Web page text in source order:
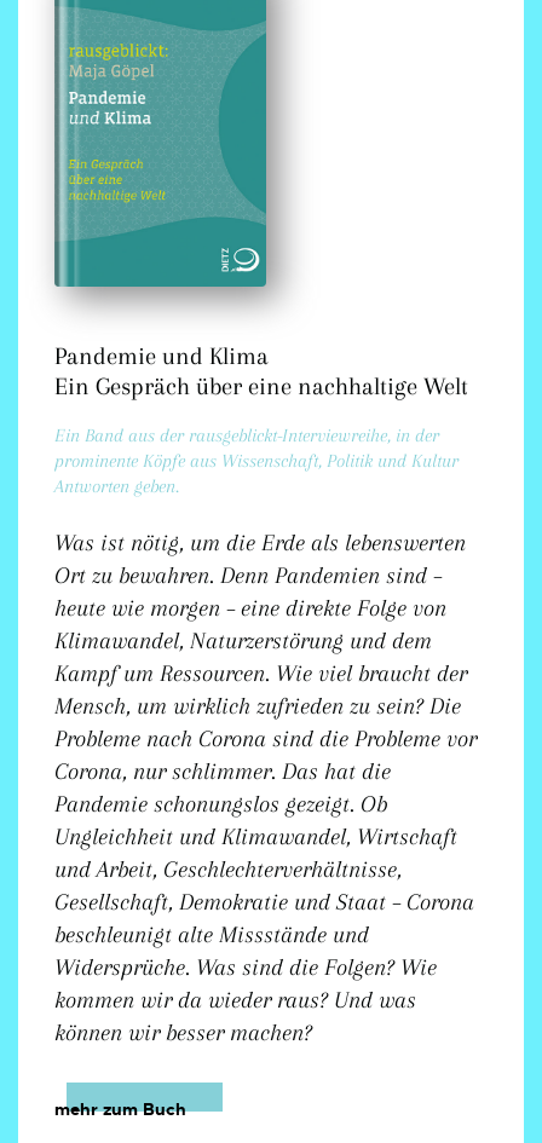
Pandemie und Klima
Ein Gespräch über eine nachhaltige Welt
Ein Band aus der rausgeblickt-Interviewreihe, in der
prominente Köpfe aus Wissenschaft, Politik und Kultur
Antworten geben.
Was ist nötig, um die Erde als lebenswerten
Ort zu bewahren. Denn Pandemien sind –
heute wie morgen – eine direkte Folge von
Klimawandel, Naturzerstörung und dem
Kampf um Ressourcen. Wie viel braucht der
Mensch, um wirklich zufrieden zu sein? Die
Probleme nach Corona sind die Probleme vor
Corona, nur schlimmer. Das hat die
Pandemie schonungslos gezeigt. Ob
Ungleichheit und Klimawandel, Wirtschaft
und Arbeit, Geschlechterverhältnisse,
Gesellschaft, Demokratie und Staat – Corona
beschleunigt alte Missstände und
Widersprüche. Was sind die Folgen? Wie
kommen wir da wieder raus? Und was
können wir besser machen?
mehr zum Buch